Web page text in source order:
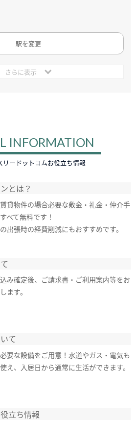
駅を変更
さらに表示
INFORMATION
リードットコムお役立ち情報
とは？
貸物件の場合必要な敷金・礼金・仲介手
べて無料です！
出張時の経費削減にもおすすめです。
み確定後、ご請求書・ご利用案内等をお
ます。
て
要な設備をご用意！水道やガス・電気も
え、入居日から通常に生活ができます。
立ち情報